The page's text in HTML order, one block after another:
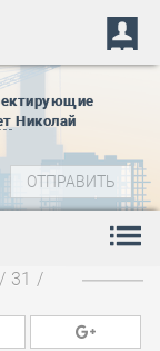
Николай
/ 31 /